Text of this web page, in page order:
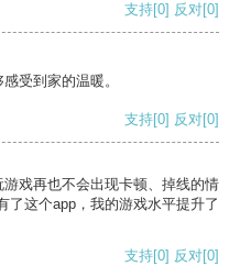
支持[0] 反对[0]
受到家的温暖。
支持[0] 反对[0]
戏再也不会出现卡顿、掉线的情
了这个app，我的游戏水平提升了
支持[0] 反对[0]